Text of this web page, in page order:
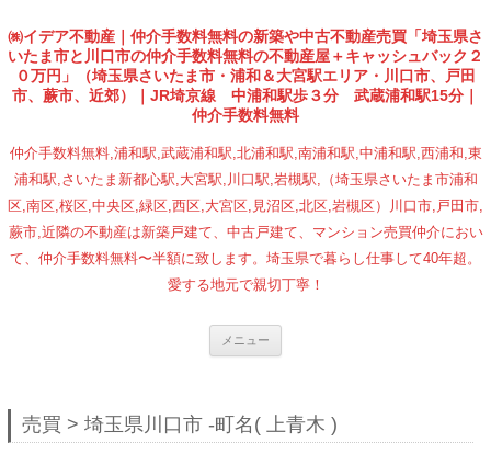
㈱イデア不動産｜仲介手数料無料の新築や中古不動産売買「埼玉県さ
いたま市と川口市の仲介手数料無料の不動産屋＋キャッシュバック２
０万円」（埼玉県さいたま市・浦和＆大宮駅エリア・川口市、戸田
市、蕨市、近郊）｜JR埼京線 中浦和駅歩３分 武蔵浦和駅15分｜
仲介手数料無料
仲介手数料無料,浦和駅,武蔵浦和駅,北浦和駅,南浦和駅,中浦和駅,西浦和,東
浦和駅,さいたま新都心駅,大宮駅,川口駅,岩槻駅,（埼玉県さいたま市浦和
区,南区,桜区,中央区,緑区,西区,大宮区,見沼区,北区,岩槻区）川口市,戸田市,
蕨市,近隣の不動産は新築戸建て、中古戸建て、マンション売買仲介におい
て、仲介手数料無料〜半額に致します。埼玉県で暮らし仕事して40年超。
愛する地元で親切丁寧！
メニュー
売買 > 埼玉県川口市 -町名( 上青木 )